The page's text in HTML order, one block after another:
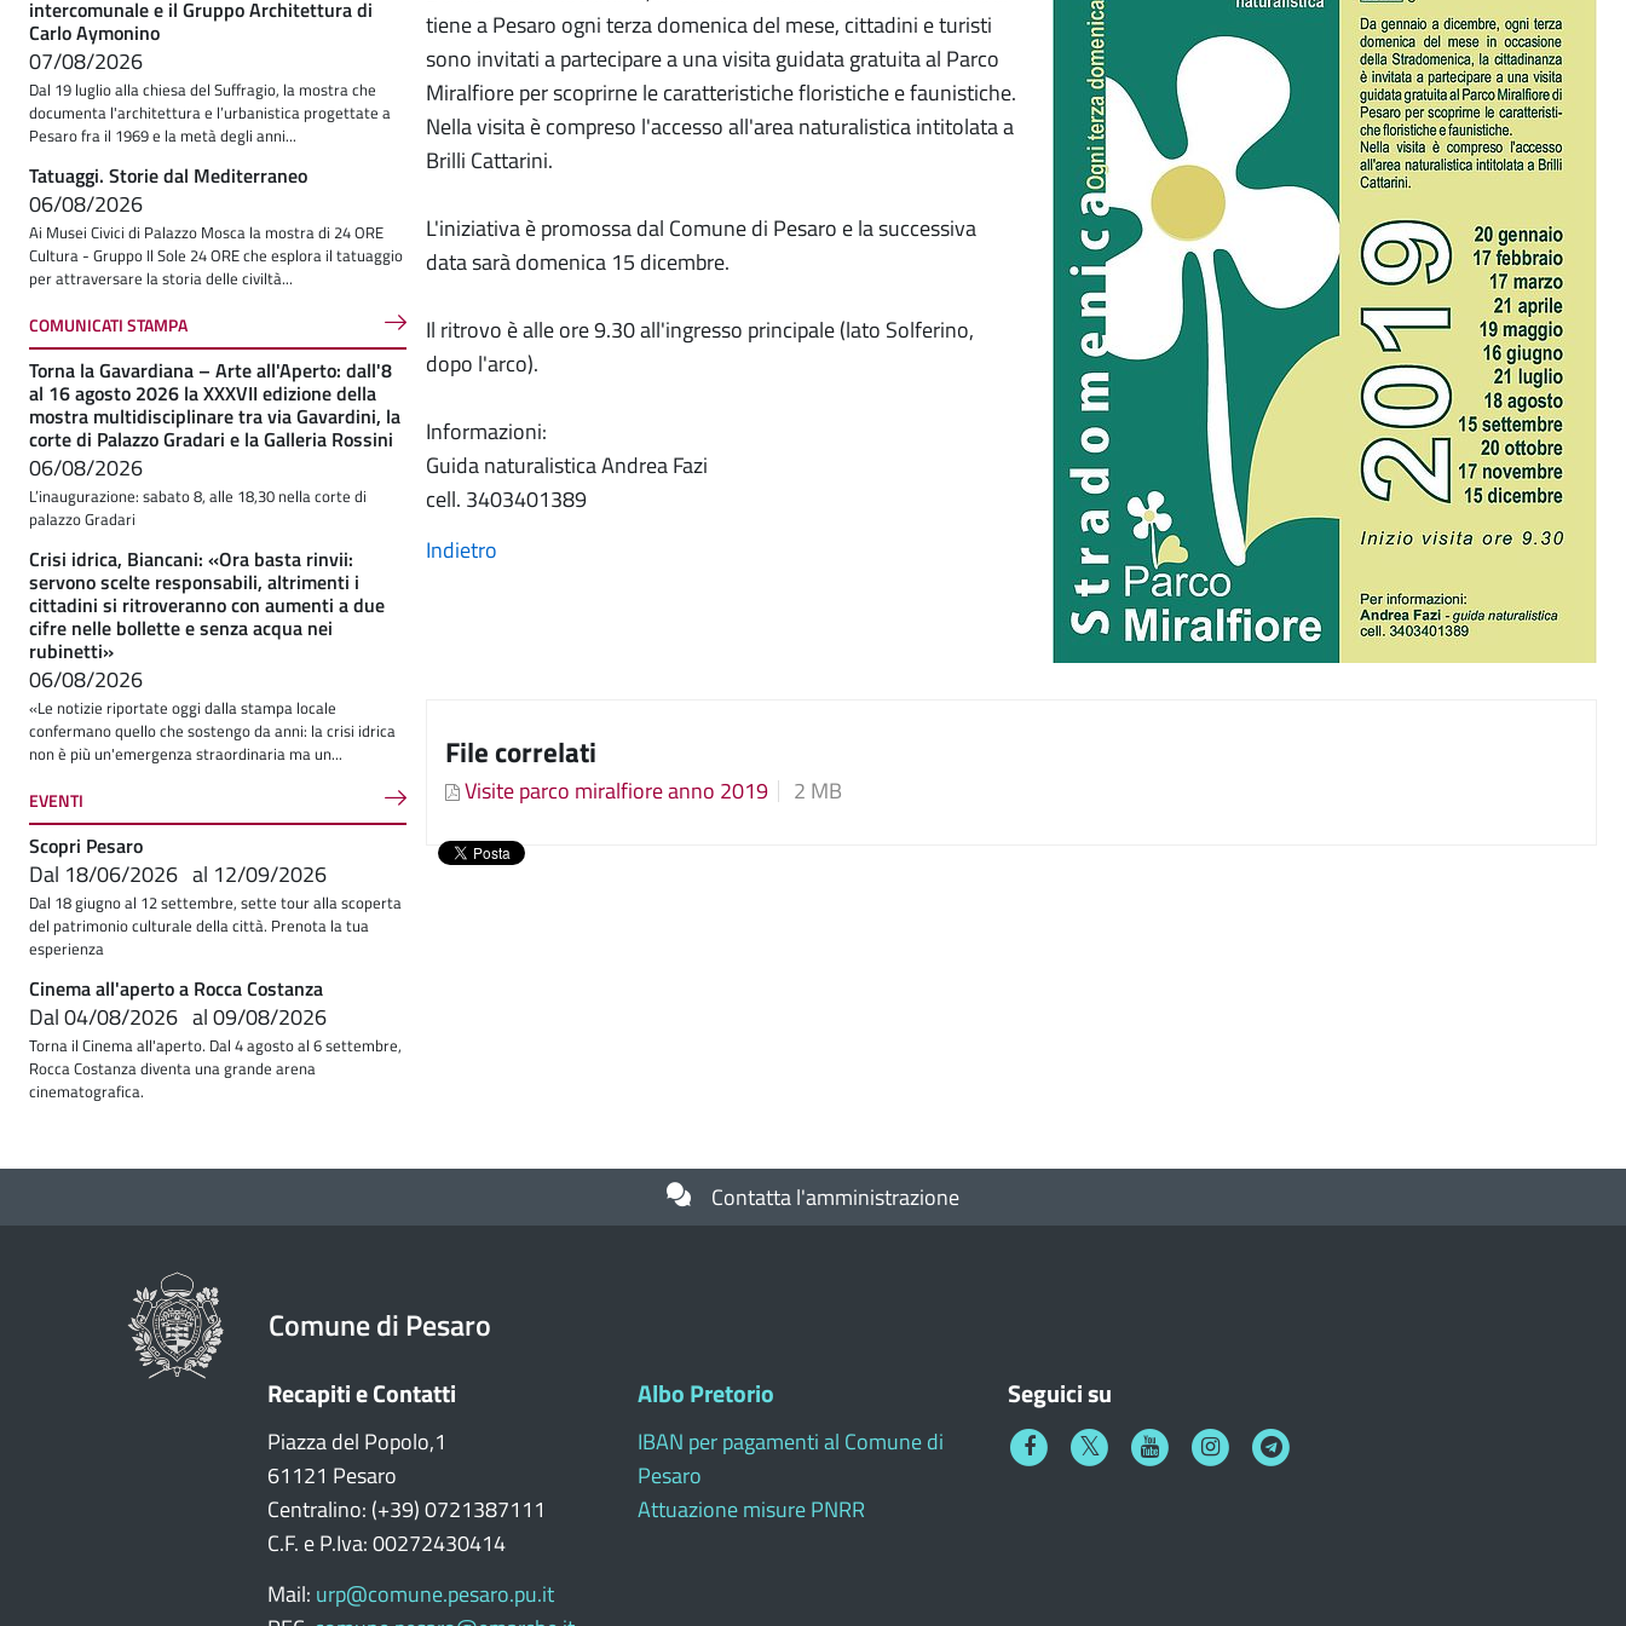
tiene a Pesaro ogni terza domenica del mese, cittadini e turisti
sono invitati a partecipare a una visita guidata gratuita al Parco
Miralfiore per scoprirne le caratteristiche floristiche e faunistiche.
Nella visita è compreso l'accesso all'area naturalistica intitolata a
Brilli Cattarini.
L'iniziativa è promossa dal Comune di Pesaro e la successiva
data sarà domenica 15 dicembre.
Il ritrovo è alle ore 9.30 all'ingresso principale (lato Solferino,
dopo l'arco).
Informazioni:
Guida naturalistica Andrea Fazi
cell. 3403401389
Indietro
File correlati
Visite parco miralfiore anno 2019 2 MB
intercomunale e il Gruppo Architettura di
Carlo Aymonino
07/08/2026
Dal 19 luglio alla chiesa del Suffragio, la mostra che
documenta l'architettura e l’urbanistica progettate a
Pesaro fra il 1969 e la metà degli anni...
Tatuaggi. Storie dal Mediterraneo
06/08/2026
Ai Musei Civici di Palazzo Mosca la mostra di 24 ORE
Cultura - Gruppo Il Sole 24 ORE che esplora il tatuaggio
per attraversare la storia delle civiltà...
COMUNICATI STAMPA
Torna la Gavardiana – Arte all'Aperto: dall'8
al 16 agosto 2026 la XXXVII edizione della
mostra multidisciplinare tra via Gavardini, la
corte di Palazzo Gradari e la Galleria Rossini
06/08/2026
L’inaugurazione: sabato 8, alle 18,30 nella corte di
palazzo Gradari
Crisi idrica, Biancani: «Ora basta rinvii:
servono scelte responsabili, altrimenti i
cittadini si ritroveranno con aumenti a due
cifre nelle bollette e senza acqua nei
rubinetti»
06/08/2026
«Le notizie riportate oggi dalla stampa locale
confermano quello che sostengo da anni: la crisi idrica
non è più un'emergenza straordinaria ma un...
EVENTI
Scopri Pesaro
Dal 18/06/2026 al 12/09/2026
Dal 18 giugno al 12 settembre, sette tour alla scoperta
del patrimonio culturale della città. Prenota la tua
esperienza
Cinema all'aperto a Rocca Costanza
Dal04/08/2026 al09/08/2026
Torna il Cinema all'aperto. Dal 4 agosto al 6 settembre,
Rocca Costanza diventa una grande arena
cinematografica.
Contatta l'amministrazione
Comune di Pesaro
Recapiti e Contatti
Piazza del Popolo,1
61121 Pesaro
Centralino: (+39) 0721387111
C.F. e P.Iva: 00272430414
Mail: urp@comune.pesaro.pu.it
Albo Pretorio
IBAN per pagamenti al Comune di
Pesaro
Attuazione misure PNRR
Seguici su
FacebookTwitter YoutubeInstagramTelegram